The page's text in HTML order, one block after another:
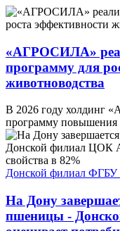
«АГРОСИЛА»
программу для
животноводства
В 2026 году холдинг
программу повышения
Донской филиал
На Дону
пшеницы -